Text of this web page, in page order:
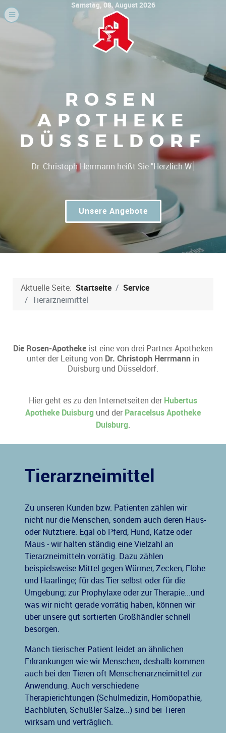
Samstag, 08. August 2026
ROSEN
APOTHEKE
DÜSSELDORF
Dr. Chri|
Unsere Angebote
Aktuelle Seite: Startseite
Service
Tierarzneimittel
Die Rosen-Apotheke ist eine von drei Partner-Apotheken
unter der Leitung von Dr. Christoph Herrmann in
Duisburg und Düsseldorf.
Hier geht es zu den Internetseiten der Hubertus
Apotheke Duisburg und der Paracelsus Apotheke
Duisburg.
Tierarzneimittel
Zu unseren Kunden bzw. Patienten zählen wir
nicht nur die Menschen, sondern auch deren Haus-
oder Nutztiere. Egal ob Pferd, Hund, Katze oder
Maus - wir halten ständig eine Vielzahl an
Tierarzneimitteln vorrätig. Dazu zählen
beispielsweise Mittel gegen Würmer, Zecken, Flöhe
und Haarlinge; für das Tier selbst oder für die
Umgebung; zur Prophylaxe oder zur Therapie...und
was wir nicht gerade vorrätig haben, können wir
über unsere gut sortierten Großhändler schnell
besorgen.
Manch tierischer Patient leidet an ähnlichen
Erkrankungen wie wir Menschen, deshalb kommen
auch bei den Tieren oft Menschenarzneimittel zur
Anwendung. Auch verschiedene
Therapierichtungen (Schulmedizin, Homöopathie,
Bachblüten, Schüßler Salze...) sind bei Tieren
wirksam und verträglich.